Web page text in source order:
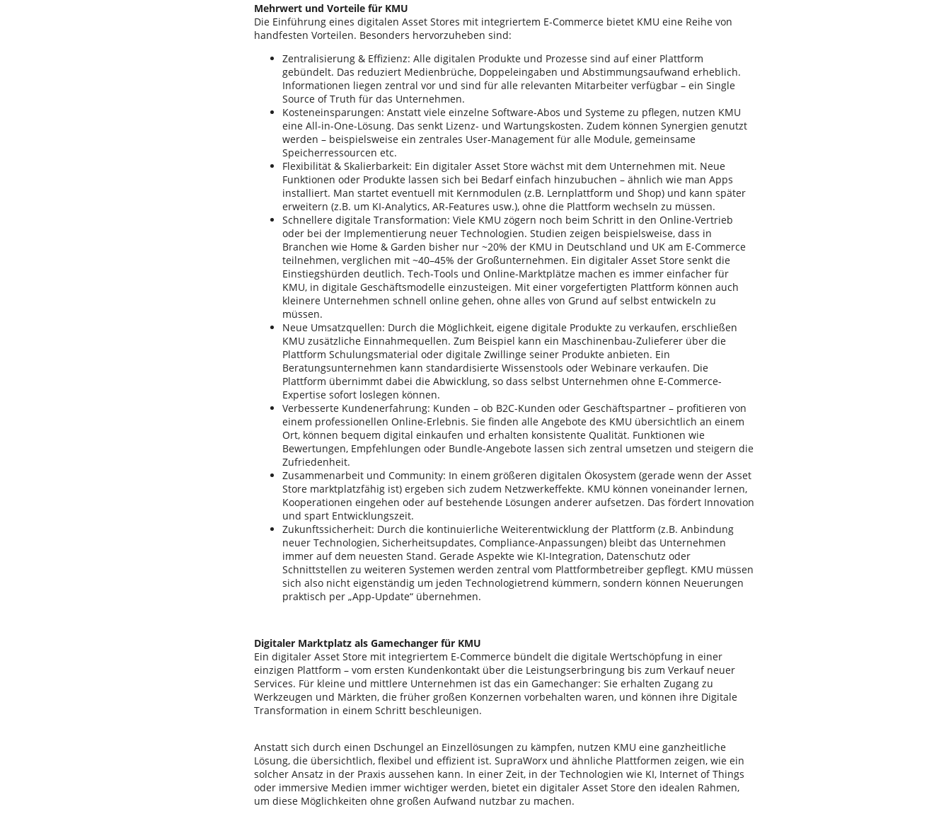
Mehrwert und Vorteile für KMU
Die Einführung eines digitalen Asset Stores mit integriertem E-Commerce bietet KMU eine Reihe von
handfesten Vorteilen. Besonders hervorzuheben sind:
Zentralisierung & Effizienz: Alle digitalen Produkte und Prozesse sind auf einer Plattform
gebündelt. Das reduziert Medienbrüche, Doppeleingaben und Abstimmungsaufwand erheblich.
Informationen liegen zentral vor und sind für alle relevanten Mitarbeiter verfügbar – ein Single
Source of Truth für das Unternehmen.
Kosteneinsparungen: Anstatt viele einzelne Software-Abos und Systeme zu pflegen, nutzen KMU
eine All-in-One-Lösung. Das senkt Lizenz- und Wartungskosten. Zudem können Synergien genutzt
werden – beispielsweise ein zentrales User-Management für alle Module, gemeinsame
Speicherressourcen etc.
Flexibilität & Skalierbarkeit: Ein digitaler Asset Store wächst mit dem Unternehmen mit. Neue
Funktionen oder Produkte lassen sich bei Bedarf einfach hinzubuchen – ähnlich wie man Apps
installiert. Man startet eventuell mit Kernmodulen (z.B. Lernplattform und Shop) und kann später
erweitern (z.B. um KI-Analytics, AR-Features usw.), ohne die Plattform wechseln zu müssen.
Schnellere digitale Transformation: Viele KMU zögern noch beim Schritt in den Online-Vertrieb
oder bei der Implementierung neuer Technologien. Studien zeigen beispielsweise, dass in
Branchen wie Home & Garden bisher nur ~20% der KMU in Deutschland und UK am E-Commerce
teilnehmen, verglichen mit ~40–45% der Großunternehmen. Ein digitaler Asset Store senkt die
Einstiegshürden deutlich. Tech-Tools und Online-Marktplätze machen es immer einfacher für
KMU, in digitale Geschäftsmodelle einzusteigen. Mit einer vorgefertigten Plattform können auch
kleinere Unternehmen schnell online gehen, ohne alles von Grund auf selbst entwickeln zu
müssen.
Neue Umsatzquellen: Durch die Möglichkeit, eigene digitale Produkte zu verkaufen, erschließen
KMU zusätzliche Einnahmequellen. Zum Beispiel kann ein Maschinenbau-Zulieferer über die
Plattform Schulungsmaterial oder digitale Zwillinge seiner Produkte anbieten. Ein
Beratungsunternehmen kann standardisierte Wissenstools oder Webinare verkaufen. Die
Plattform übernimmt dabei die Abwicklung, so dass selbst Unternehmen ohne E-Commerce-
Expertise sofort loslegen können.
Verbesserte Kundenerfahrung: Kunden – ob B2C-Kunden oder Geschäftspartner – profitieren von
einem professionellen Online-Erlebnis. Sie finden alle Angebote des KMU übersichtlich an einem
Ort, können bequem digital einkaufen und erhalten konsistente Qualität. Funktionen wie
Bewertungen, Empfehlungen oder Bundle-Angebote lassen sich zentral umsetzen und steigern die
Zufriedenheit.
Zusammenarbeit und Community: In einem größeren digitalen Ökosystem (gerade wenn der Asset
Store marktplatzfähig ist) ergeben sich zudem Netzwerkeffekte. KMU können voneinander lernen,
Kooperationen eingehen oder auf bestehende Lösungen anderer aufsetzen. Das fördert Innovation
und spart Entwicklungszeit.
Zukunftssicherheit: Durch die kontinuierliche Weiterentwicklung der Plattform (z.B. Anbindung
neuer Technologien, Sicherheitsupdates, Compliance-Anpassungen) bleibt das Unternehmen
immer auf dem neuesten Stand. Gerade Aspekte wie KI-Integration, Datenschutz oder
Schnittstellen zu weiteren Systemen werden zentral vom Plattformbetreiber gepflegt. KMU müssen
sich also nicht eigenständig um jeden Technologietrend kümmern, sondern können Neuerungen
praktisch per „App-Update“ übernehmen.
Digitaler Marktplatz als Gamechanger für KMU
Ein digitaler Asset Store mit integriertem E-Commerce bündelt die digitale Wertschöpfung in einer
einzigen Plattform – vom ersten Kundenkontakt über die Leistungserbringung bis zum Verkauf neuer
Services. Für kleine und mittlere Unternehmen ist das ein Gamechanger: Sie erhalten Zugang zu
Werkzeugen und Märkten, die früher großen Konzernen vorbehalten waren, und können ihre Digitale
Transformation in einem Schritt beschleunigen.
Anstatt sich durch einen Dschungel an Einzellösungen zu kämpfen, nutzen KMU eine ganzheitliche
Lösung, die übersichtlich, flexibel und effizient ist. SupraWorx und ähnliche Plattformen zeigen, wie ein
solcher Ansatz in der Praxis aussehen kann. In einer Zeit, in der Technologien wie KI, Internet of Things
oder immersive Medien immer wichtiger werden, bietet ein digitaler Asset Store den idealen Rahmen,
um diese Möglichkeiten ohne großen Aufwand nutzbar zu machen.